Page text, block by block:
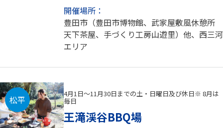
開催場所：
豊田市（豊田市博物館、武家屋敷風休憩所
天下茶屋、手づくり工房山遊里）他、西三河
エリア
松平
4月1日～11月30日までの土・日曜日及び休日※ 8月は
毎日
王滝渓谷BBQ場